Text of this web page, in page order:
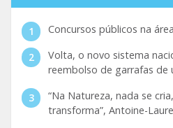
Concursos públicos na
Volta, o novo sistema
reembolso de garrafas de
“Na Natureza, nada se
transforma”, Antoine-